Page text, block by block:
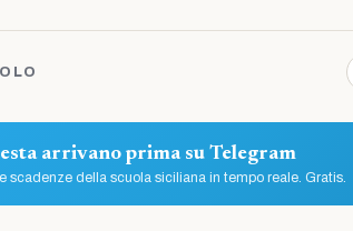
arrivano prima su Telegram
scadenze della scuola siciliana in tempo reale. Gratis.